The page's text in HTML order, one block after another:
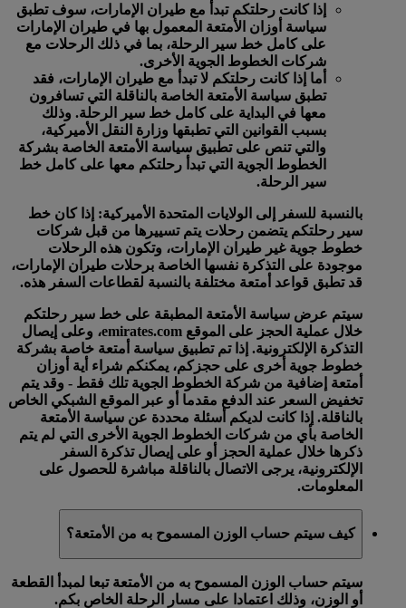
إذا كانت رحلتكم تبدأ مع طيران الإمارات، سوف تطبق
سياسة أوزان الأمتعة المعمول بها في طيران الإمارات
على كامل خط سير الرحلة، بما في ذلك الرحلات مع
شركات الخطوط الجوية الأخرى.
أما إذا كانت رحلتكم لا تبدأ مع طيران الإمارات، فقد
تطبق سياسة الأمتعة الخاصة بالناقلة التي تسافرون
معها في البداية على كامل خط سير الرحلة. وذلك
بسبب القوانين التي تطبقها وزارة النقل الأميركية،
والتي تنص على تطبيق سياسة الأمتعة الخاصة بشركة
الخطوط الجوية التي تبدأ رحلتكم معها على كامل خط
سير الرحلة.
بالنسبة للسفر إلى الولايات المتحدة الأميركية: إذا كان خط
سير رحلتكم يتضمن رحلات يتم تسييرها من قبل شركات
خطوط جوية غير طيران الإمارات، وتكون هذه الرحلات
موجودة على التذكرة نفسها الخاصة برحلات طيران الإمارات،
قد تطبق قواعد أمتعة مختلفة بالنسبة لقطاعات السفر هذه.
سيتم عرض سياسة الأمتعة المطبقة على خط سير رحلتكم
خلال عملية الحجز على الموقع emirates.com، وعلى إيصال
التذكرة الإلكترونية. إذا تم تطبيق سياسة أمتعة خاصة بشركة
خطوط جوية أخرى على حجزكم، يمكنكم شراء أية أوزان
أمتعة إضافية من شركة الخطوط الجوية تلك فقط - وقد يتم
تخفيض السعر عند الدفع مقدما أو عبر الموقع الشبكي الخاص
بالناقلة. إذا كانت لديكم أسئلة محددة عن سياسة الأمتعة
الخاصة بأي من شركات الخطوط الجوية الأخرى التي لم يتم
ذكرها خلال عملية الحجز أو على إيصال تذكرة السفر
الإلكترونية، يرجى الاتصال بالناقلة مباشرة للحصول على
المعلومات.
كيف سيتم حساب الوزن المسموح به من الأمتعة؟
سيتم حساب الوزن المسموح به من الأمتعة تبعا لمبدأ
القطعة
أو الوزن، وذلك اعتمادا على مسار الرحلة الخاص بكم.